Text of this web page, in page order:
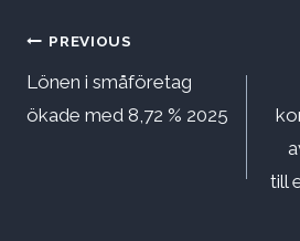
PREVIOUS
Lönen i småföretag
ökade med 8,72 % 2025
till